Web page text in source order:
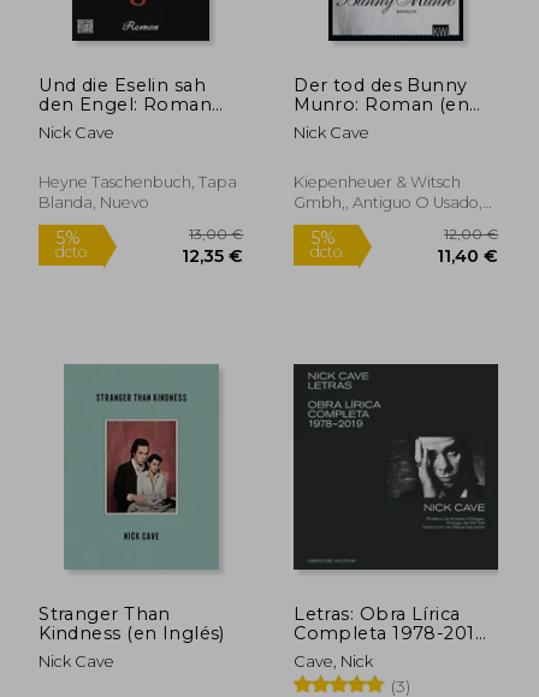
5%
dcto. 11,87 €
5%
dcto.
Und die Eselin sah
den Engel: Roman
(en Alemán)
Nick Cave
Heyne Taschenbuch, Tapa
Blanda, Nuevo
Der tod des Bunny
Munro: Roman (en
Alemán)
Nick Cave
Kiepenheuer & Witsch
Gmbh,, Antiguo O Usado,
Nuevo
Stranger Than
Kindness (en Inglés)
Nick Cave
Letras: Obra Lírica
Completa 1978-2019
(en Inglés)
Cave, Nick
(3)